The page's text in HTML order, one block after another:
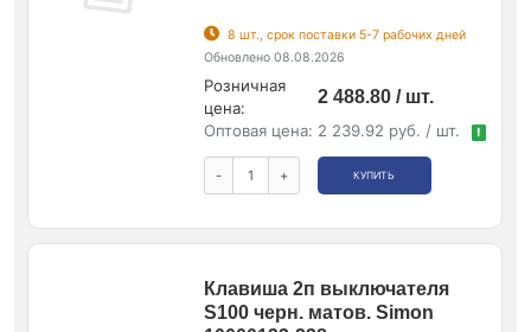
8 шт., срок поставки 5-7 рабочих дней
Обновлено 08.08.2026
Розничная
цена:
2 488.80 / шт.
Оптовая цена: 2 239.92 руб. / шт. !
- + КУПИТЬ
Клавиша 2п выключателя
S100 черн. матов. Simon